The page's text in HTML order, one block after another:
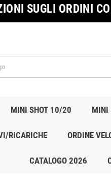
SUGLI ORDINI
MINI SHOT 10/20 MINI
RICARICHE ORDINE
CATALOGO 2026